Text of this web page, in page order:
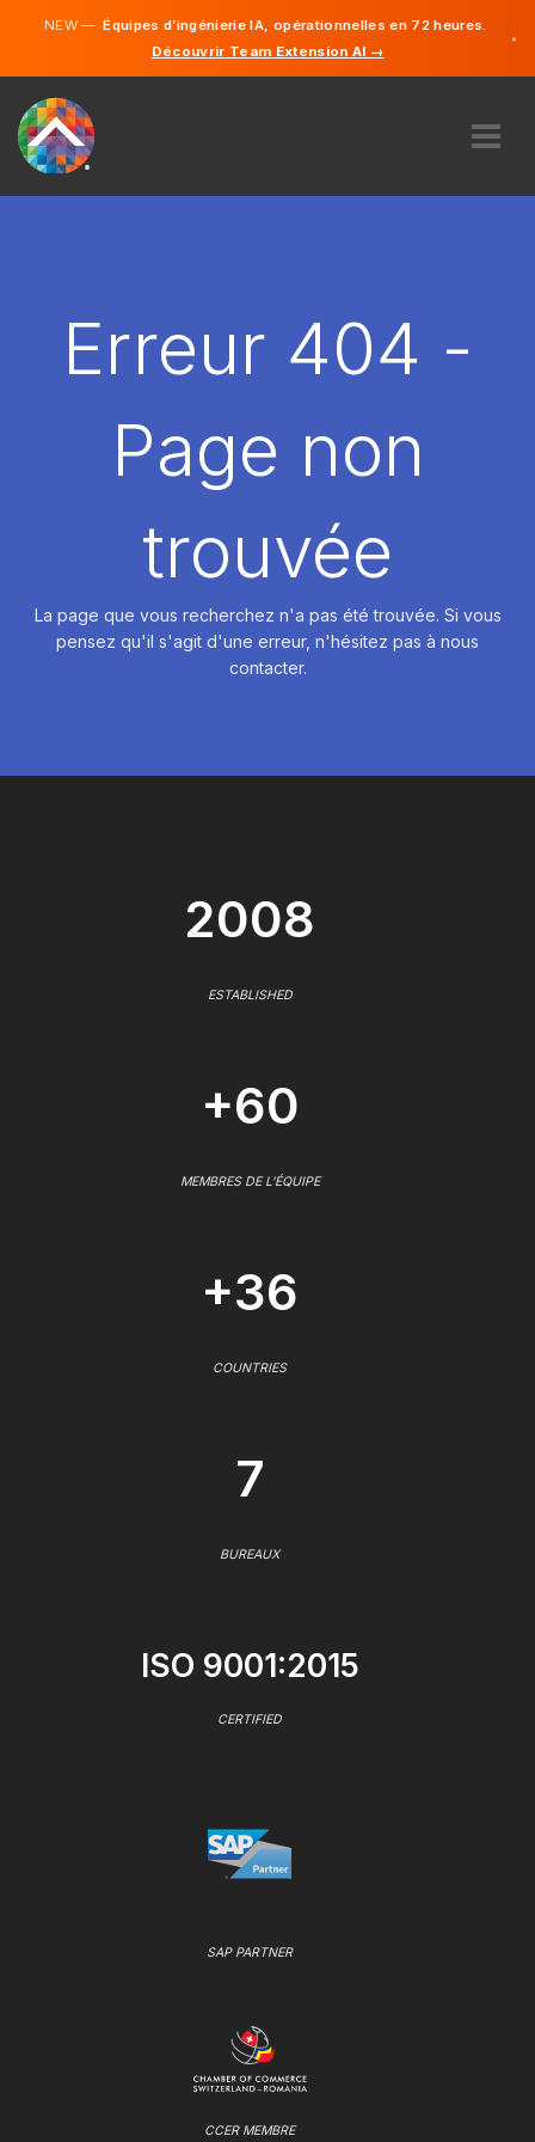
NEW —Équipes d’ingénierie IA, opérationnelles en 72 heures.
Découvrir Team Extension AI →
×
DÉMARRER
Erreur 404 -
Page non
trouvée
La page que vous recherchez n'a pas été trouvée. Si vous
pensez qu'il s'agit d'une erreur, n'hésitez pas à nous
contacter.
2008
ESTABLISHED
+60
MEMBRES DE L'ÉQUIPE
+36
COUNTRIES
7
BUREAUX
ISO 9001:2015
CERTIFIED
SAP PARTNER
CCER MEMBRE